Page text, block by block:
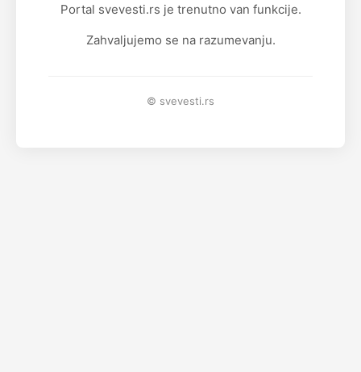
Portal svevesti.rs je trenutno van funkcije.
Zahvaljujemo se na razumevanju.
© svevesti.rs